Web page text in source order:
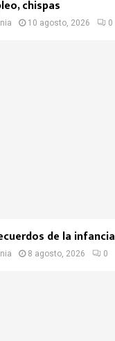
chispas
10 agosto, 2026 0
de la infancia
8 agosto, 2026 0